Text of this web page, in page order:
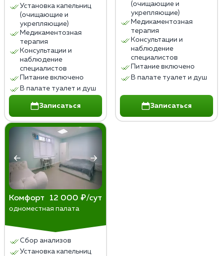
Установка капельниц
(очищающие и
укрепляющие)
Медикаментозная
терапия
Консультации и
наблюдение
специалистов
Питание включено
В палате туалет и душ
Записаться
(очищающие и
укрепляющие)
Медикаментозная
терапия
Консультации и
наблюдение
специалистов
Питание включено
В палате туалет и душ
Записаться
Комфорт 12 000 ₽/сут
одноместная палата
Сбор анализов
Установка капельниц